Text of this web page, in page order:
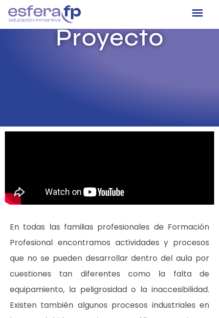
Proyecto
En todas las familias profesionales de Formación
Profesional encontramos actividades y procesos
que no se pueden desarrollar dentro del aula por
cuestiones tan diferentes como la falta de
equipamiento, la peligrosidad o la inaccesibilidad.
Existen también algunos procesos industriales en